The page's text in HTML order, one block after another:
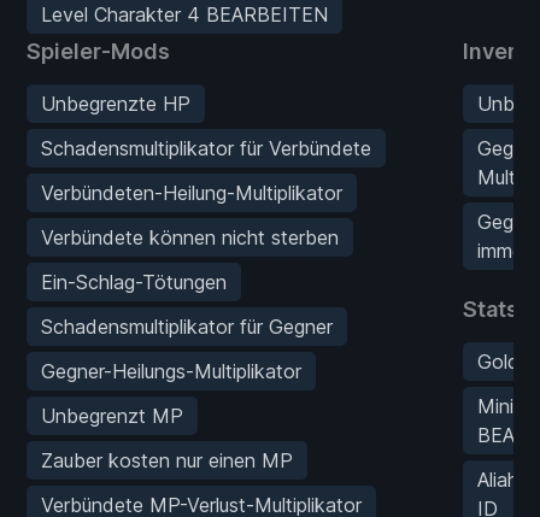
Level Charakter 4 BEARBEITEN
Spieler-Mods
Unbegrenzte HP
Schadensmultiplikator für Verbündete
Verbündeten-Heilung-Multiplikator
Verbündete können nicht sterben
Ein-Schlag-Tötungen
Schadensmultiplikator für Gegner
Gegner-Heilungs-Multiplikator
Unbegrenzt MP
Zauber kosten nur einen MP
Verbündete MP-Verlust-Multiplikator
immer
Stats-
Gold
Mini-
ID